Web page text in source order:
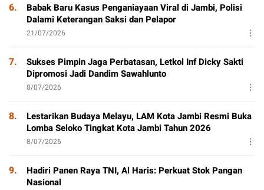
6.
Babak Baru Kasus Penganiayaan Viral di Jambi, Polisi
Dalami Keterangan Saksi dan Pelapor
21/07/2026
7.
Sukses Pimpin Jaga Perbatasan, Letkol Inf Dicky Sakti
Dipromosi Jadi Dandim Sawahlunto
8/07/2026
8.
Lestarikan Budaya Melayu, LAM Kota Jambi Resmi Buka
Lomba Seloko Tingkat Kota Jambi Tahun 2026
8/07/2026
9.
Hadiri Panen Raya TNI, Al Haris: Perkuat Stok Pangan
Nasional